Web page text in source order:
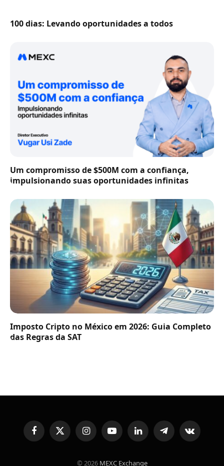
100 dias: Levando oportunidades a todos
Um compromisso de $500M com a confiança,
impulsionando suas oportunidades infinitas
Imposto Cripto no México em 2026: Guia Completo
das Regras da SAT
FacebookX
(Twitter)
InstagramYouTubeLinkedInTelegramVKontakte
© 2026 MEXC Exchange